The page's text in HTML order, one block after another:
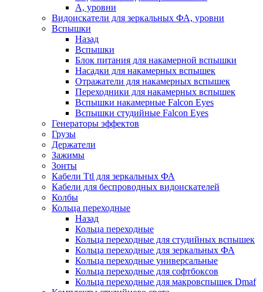
А, уровни
Видоискатели для зеркальных ФА, уровни
Вспышки
Назад
Вспышки
Блок питания для накамерной вспышки
Насадки для накамерных вспышек
Отражатели для накамерных вспышек
Переходники для накамерных вспышек
Вспышки накамерные Falcon Eyes
Вспышки студийные Falcon Eyes
Генераторы эффектов
Грузы
Держатели
Зажимы
Зонты
Кабели Ttl для зеркальных ФА
Кабели для беспроводных видоискателей
Колбы
Кольца переходные
Назад
Кольца переходные
Кольца переходные для студийных вспышек
Кольца переходные для зеркальных ФА
Кольца переходные универсальные
Кольца переходные для софтбоксов
Кольца переходные для макровспышек Dmaf